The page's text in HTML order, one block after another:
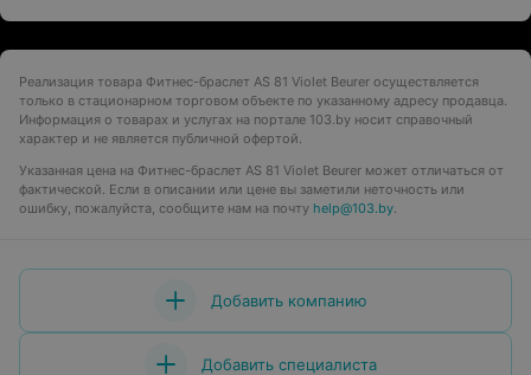
Реализация товара Фитнес-браслет AS 81 Violet Beurer осуществляется
только в стационарном торговом объекте по указанному адресу продавца.
Информация о товарах и услугах на портале 103.by носит справочный
характер и не является публичной офертой.
Указанная цена на Фитнес-браслет AS 81 Violet Beurer может отличаться от
фактической. Если в описании или цене вы заметили неточность или
ошибку, пожалуйста, сообщите нам на почту help@103.by.
Добавить компанию
Добавить специалиста